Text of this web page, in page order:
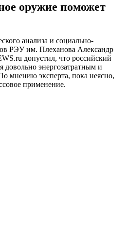
оружие поможет
анализа и социально-
РЭУ им. Плеханова Александр
допустил, что российский
довольно энергозатратным и
мнению эксперта, пока неясно,
применение.